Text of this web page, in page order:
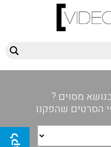
מסוים ?
הסרטים שהפקנו